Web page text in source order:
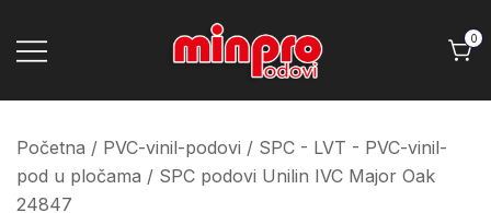
Minpro podovi
0
Početna / PVC-vinil-podovi / SPC - LVT - PVC-vinil-
pod u pločama / SPC podovi Unilin IVC Major Oak
24847